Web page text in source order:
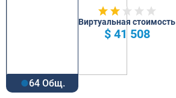
64 Общ.
Виртуальная стоимость
$ 41 508